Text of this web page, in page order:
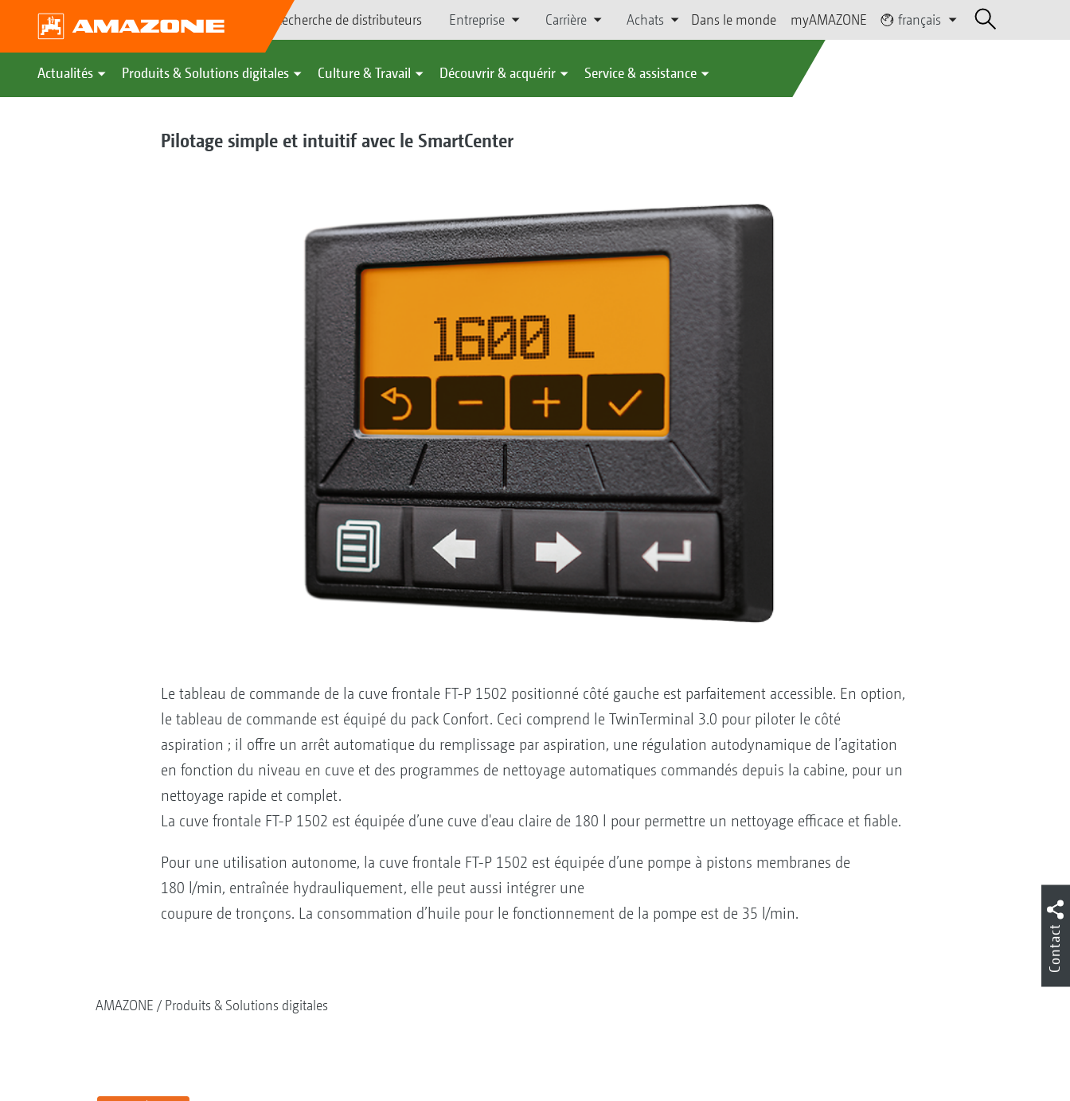
Recherche de distributeurs Entreprise Carrière Achats Dans le monde myAMAZONE français
Actualités Produits & Solutions digitales Culture & Travail Découvrir & acquérir Service & assistance
Pilotage simple et intuitif avec le SmartCenter
Le tableau de commande de la cuve frontale FT-P 1502 positionné côté gauche est parfaitement accessible. En option,
le tableau de commande est équipé du pack Confort. Ceci comprend le TwinTerminal 3.0 pour piloter le côté
aspiration ; il offre un arrêt automatique du remplissage par aspiration, une régulation autodynamique de l’agitation
en fonction du niveau en cuve et des programmes de nettoyage automatiques commandés depuis la cabine, pour un
nettoyage rapide et complet.
La cuve frontale FT-P 1502 est équipée d’une cuve d'eau claire de 180 l pour permettre un nettoyage efficace et fiable.
Pour une utilisation autonome, la cuve frontale FT-P 1502 est équipée d’une pompe à pistons membranes de
180 l/min, entraînée hydrauliquement, elle peut aussi intégrer une
coupure de tronçons. La consommation d’huile pour le fonctionnement de la pompe est de 35 l/min.
AMAZONE Produits & Solutions digitales
Contact